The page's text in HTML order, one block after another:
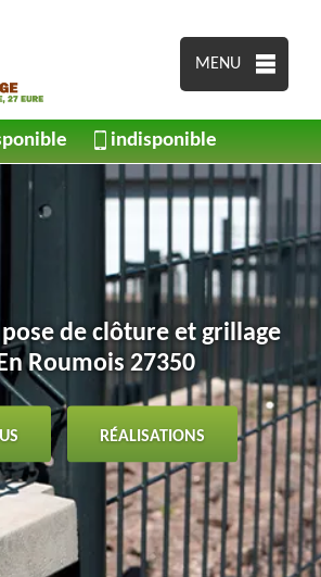
MENU
indisponible
de clôture et grillage
Roumois 27350
RÉALISATIONS